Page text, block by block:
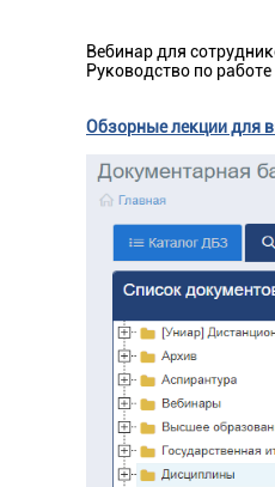
Вебинар для
Руководство по
Обзорные лекции для